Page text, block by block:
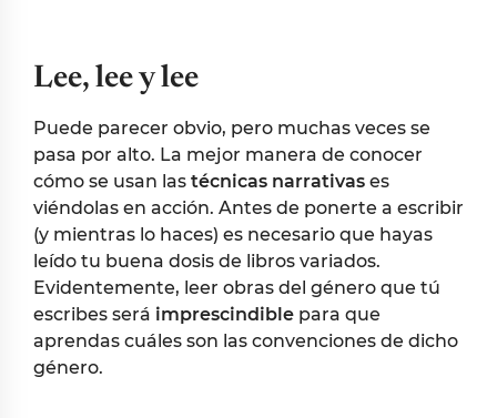
Lee, lee y lee
Puede parecer obvio, pero muchas veces se
pasa por alto. La mejor manera de conocer
cómo se usan las técnicas narrativas es
viéndolas en acción. Antes de ponerte a escribir
(y mientras lo haces) es necesario que hayas
leído tu buena dosis de libros variados.
Evidentemente, leer obras del género que tú
escribes será imprescindible para que
aprendas cuáles son las convenciones de dicho
género.